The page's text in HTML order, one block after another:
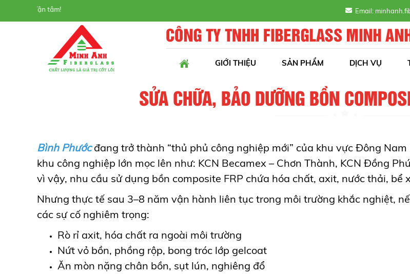
Email:
GIỚI THIỆU SẢN PHẨM DỊCH VỤ
SỬA CHỮA, BẢO DƯỠNG BỒN
Bình Phướcđang trở thành “thủ phủ công nghiệp mới” của khu vực Đông
khu công nghiệp lớn mọc lên như: KCN Becamex – Chơn Thành, KCN Đồng
vì vậy, nhu cầu sử dụng bồn composite FRP chứa hóa chất, axit, nước thải,
Nhưng thực tế sau 3–8 năm vận hành liên tục trong môi trường khắc nghiệt,
các sự cố nghiêm trọng:
Rò rỉ axit, hóa chất ra ngoài môi trường
Nứt vỏ bồn, phồng rộp, bong tróc lớp gelcoat
Ăn mòn nặng chân bồn, sụt lún, nghiêng đổ